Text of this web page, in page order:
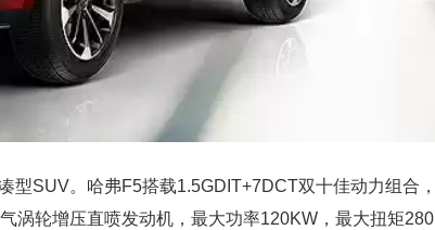
SUV。哈弗F5搭载1.5GDIT+7DCT双十佳动力组合，
涡轮增压直喷发动机，最大功率120KW，最大扭矩280